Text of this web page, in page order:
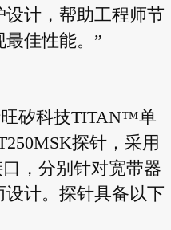
计，帮助工程师节
佳性能。”
矽科技TITAN™单
探针，采用
，分别针对宽带器
计。探针具备以下